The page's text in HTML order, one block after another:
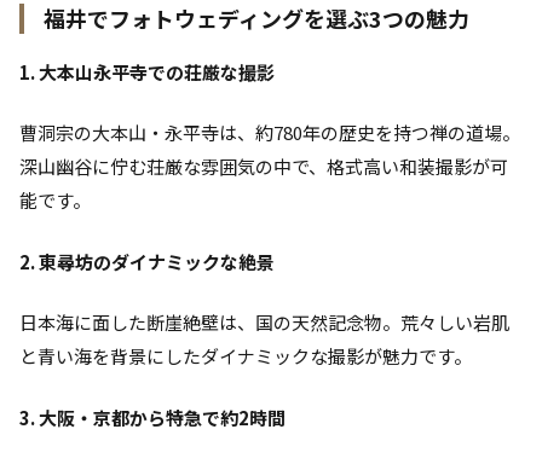
福井でフォトウェディングを選ぶ3つの魅力
1. 大本山永平寺での荘厳な撮影
曹洞宗の大本山・永平寺は、約780年の歴史を持つ禅の道場。
深山幽谷に佇む荘厳な雰囲気の中で、格式高い和装撮影が可
能です。
2. 東尋坊のダイナミックな絶景
日本海に面した断崖絶壁は、国の天然記念物。荒々しい岩肌
と青い海を背景にしたダイナミックな撮影が魅力です。
3. 大阪・京都から特急で約2時間